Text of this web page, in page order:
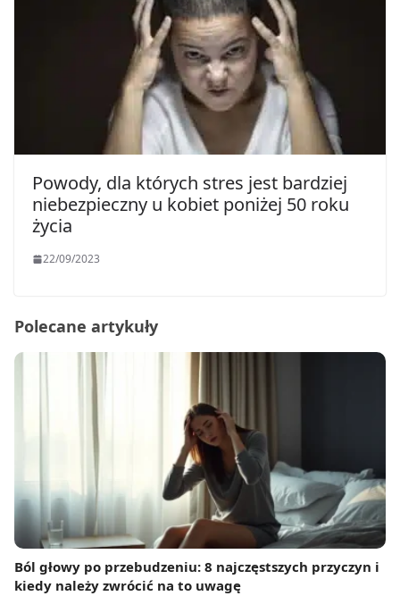
Powody, dla których stres jest bardziej
niebezpieczny u kobiet poniżej 50 roku
życia
22/09/2023
Polecane artykuły
Ból głowy po przebudzeniu: 8 najczęstszych przyczyn i
kiedy należy zwrócić na to uwagę